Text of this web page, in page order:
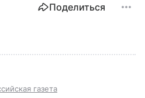
Поделиться
газета